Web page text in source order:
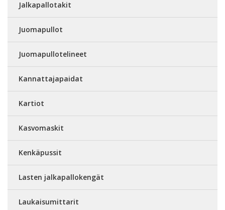
Jalkapallotakit
Juomapullot
Juomapullotelineet
Kannattajapaidat
Kartiot
Kasvomaskit
Kenkäpussit
Lasten jalkapallokengät
Laukaisumittarit